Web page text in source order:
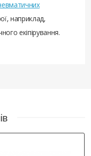
наприклад,
екіпірування.